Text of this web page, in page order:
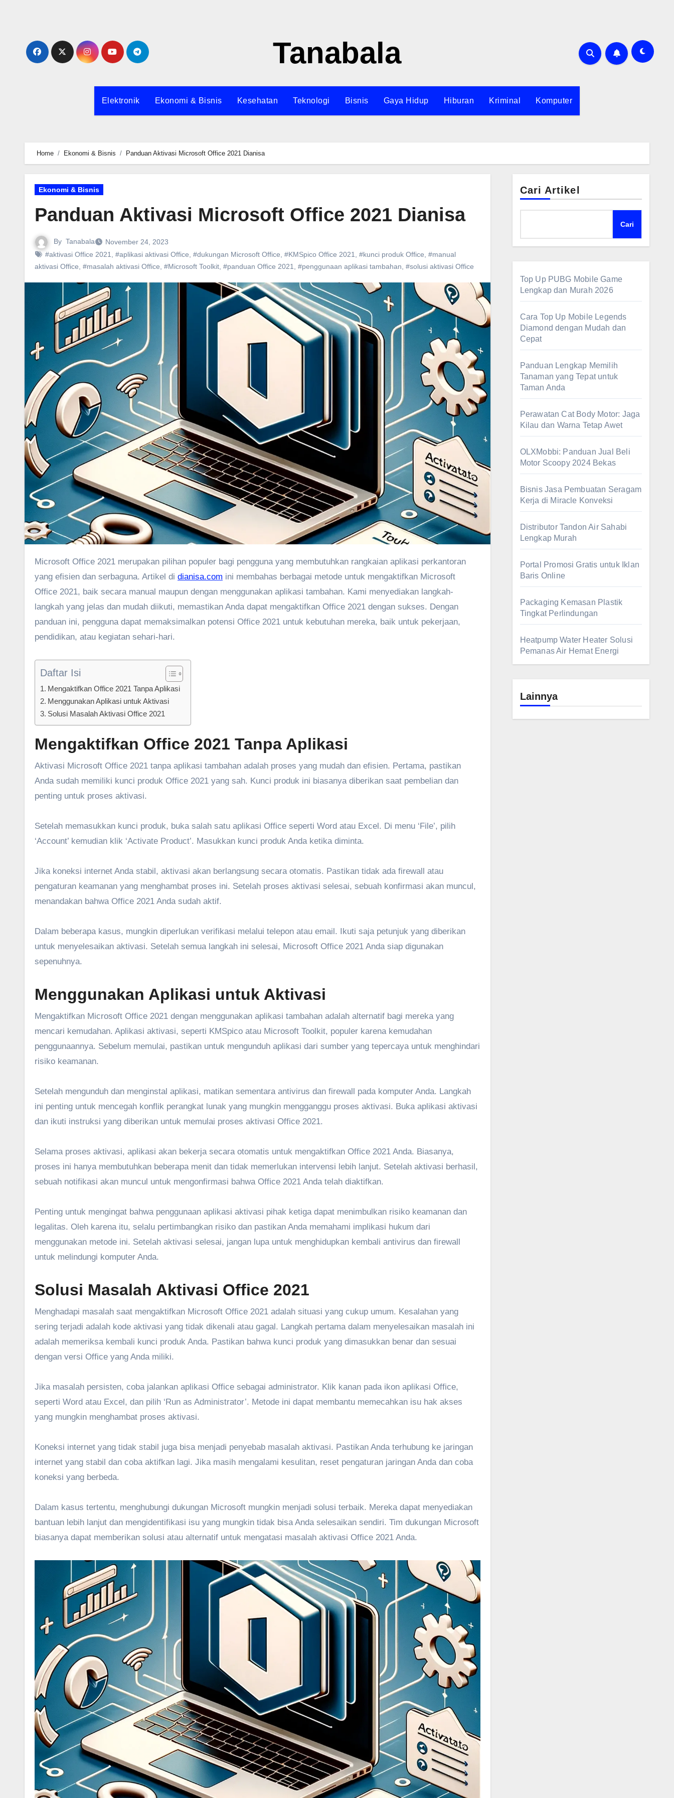
Tanabala
Elektronik Ekonomi & Bisnis Kesehatan Teknologi Bisnis Gaya Hidup Hiburan Kriminal Komputer
Home Ekonomi & Bisnis Panduan Aktivasi Microsoft Office 2021 Dianisa
Ekonomi & Bisnis
Panduan Aktivasi Microsoft Office 2021 Dianisa
By Tanabala
November 24, 2023
#aktivasi Office 2021
#aplikasi aktivasi Office #dukungan Microsoft Office #KMSpico Office 2021 #kunci produk Office #manual
aktivasi Office #masalah aktivasi Office #Microsoft Toolkit #panduan Office 2021 #penggunaan aplikasi tambahan #solusi aktivasi Office
Microsoft Office 2021 merupakan pilihan populer bagi pengguna yang membutuhkan rangkaian aplikasi perkantoran
yang efisien dan serbaguna. Artikel di dianisa.com ini membahas berbagai metode untuk mengaktifkan Microsoft
Office 2021, baik secara manual maupun dengan menggunakan aplikasi tambahan. Kami menyediakan langkah-
langkah yang jelas dan mudah diikuti, memastikan Anda dapat mengaktifkan Office 2021 dengan sukses. Dengan
panduan ini, pengguna dapat memaksimalkan potensi Office 2021 untuk kebutuhan mereka, baik untuk pekerjaan,
pendidikan, atau kegiatan sehari-hari.
Daftar Isi
Mengaktifkan Office 2021 Tanpa Aplikasi
Menggunakan Aplikasi untuk Aktivasi
Solusi Masalah Aktivasi Office 2021
Mengaktifkan Office 2021 Tanpa Aplikasi
Aktivasi Microsoft Office 2021 tanpa aplikasi tambahan adalah proses yang mudah dan efisien. Pertama, pastikan
Anda sudah memiliki kunci produk Office 2021 yang sah. Kunci produk ini biasanya diberikan saat pembelian dan
penting untuk proses aktivasi.
Setelah memasukkan kunci produk, buka salah satu aplikasi Office seperti Word atau Excel. Di menu ‘File’, pilih
‘Account’ kemudian klik ‘Activate Product’. Masukkan kunci produk Anda ketika diminta.
Jika koneksi internet Anda stabil, aktivasi akan berlangsung secara otomatis. Pastikan tidak ada firewall atau
pengaturan keamanan yang menghambat proses ini. Setelah proses aktivasi selesai, sebuah konfirmasi akan muncul,
menandakan bahwa Office 2021 Anda sudah aktif.
Dalam beberapa kasus, mungkin diperlukan verifikasi melalui telepon atau email. Ikuti saja petunjuk yang diberikan
untuk menyelesaikan aktivasi. Setelah semua langkah ini selesai, Microsoft Office 2021 Anda siap digunakan
sepenuhnya.
Menggunakan Aplikasi untuk Aktivasi
Mengaktifkan Microsoft Office 2021 dengan menggunakan aplikasi tambahan adalah alternatif bagi mereka yang
mencari kemudahan. Aplikasi aktivasi, seperti KMSpico atau Microsoft Toolkit, populer karena kemudahan
penggunaannya. Sebelum memulai, pastikan untuk mengunduh aplikasi dari sumber yang tepercaya untuk menghindari
risiko keamanan.
Setelah mengunduh dan menginstal aplikasi, matikan sementara antivirus dan firewall pada komputer Anda. Langkah
ini penting untuk mencegah konflik perangkat lunak yang mungkin mengganggu proses aktivasi. Buka aplikasi aktivasi
dan ikuti instruksi yang diberikan untuk memulai proses aktivasi Office 2021.
Selama proses aktivasi, aplikasi akan bekerja secara otomatis untuk mengaktifkan Office 2021 Anda. Biasanya,
proses ini hanya membutuhkan beberapa menit dan tidak memerlukan intervensi lebih lanjut. Setelah aktivasi berhasil,
sebuah notifikasi akan muncul untuk mengonfirmasi bahwa Office 2021 Anda telah diaktifkan.
Penting untuk mengingat bahwa penggunaan aplikasi aktivasi pihak ketiga dapat menimbulkan risiko keamanan dan
legalitas. Oleh karena itu, selalu pertimbangkan risiko dan pastikan Anda memahami implikasi hukum dari
menggunakan metode ini. Setelah aktivasi selesai, jangan lupa untuk menghidupkan kembali antivirus dan firewall
untuk melindungi komputer Anda.
Solusi Masalah Aktivasi Office 2021
Menghadapi masalah saat mengaktifkan Microsoft Office 2021 adalah situasi yang cukup umum. Kesalahan yang
sering terjadi adalah kode aktivasi yang tidak dikenali atau gagal. Langkah pertama dalam menyelesaikan masalah ini
adalah memeriksa kembali kunci produk Anda. Pastikan bahwa kunci produk yang dimasukkan benar dan sesuai
dengan versi Office yang Anda miliki.
Jika masalah persisten, coba jalankan aplikasi Office sebagai administrator. Klik kanan pada ikon aplikasi Office,
seperti Word atau Excel, dan pilih ‘Run as Administrator’. Metode ini dapat membantu memecahkan isu hak akses
yang mungkin menghambat proses aktivasi.
Koneksi internet yang tidak stabil juga bisa menjadi penyebab masalah aktivasi. Pastikan Anda terhubung ke jaringan
internet yang stabil dan coba aktifkan lagi. Jika masih mengalami kesulitan, reset pengaturan jaringan Anda dan coba
koneksi yang berbeda.
Dalam kasus tertentu, menghubungi dukungan Microsoft mungkin menjadi solusi terbaik. Mereka dapat menyediakan
bantuan lebih lanjut dan mengidentifikasi isu yang mungkin tidak bisa Anda selesaikan sendiri. Tim dukungan Microsoft
biasanya dapat memberikan solusi atau alternatif untuk mengatasi masalah aktivasi Office 2021 Anda.
Cari Artikel
Cari
Top Up PUBG Mobile Game
Lengkap dan Murah 2026
Cara Top Up Mobile Legends
Diamond dengan Mudah dan
Cepat
Panduan Lengkap Memilih
Tanaman yang Tepat untuk
Taman Anda
Perawatan Cat Body Motor: Jaga
Kilau dan Warna Tetap Awet
OLXMobbi: Panduan Jual Beli
Motor Scoopy 2024 Bekas
Bisnis Jasa Pembuatan Seragam
Kerja di Miracle Konveksi
Distributor Tandon Air Sahabi
Lengkap Murah
Portal Promosi Gratis untuk Iklan
Baris Online
Packaging Kemasan Plastik
Tingkat Perlindungan
Heatpump Water Heater Solusi
Pemanas Air Hemat Energi
Lainnya